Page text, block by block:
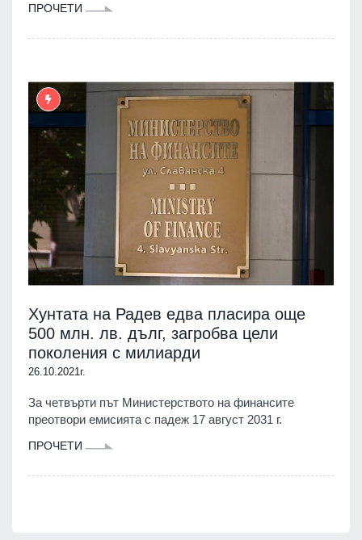
ПРОЧЕТИ
Хунтата на Радев едва пласира още
500 млн. лв. дълг, загробва цели
поколения с милиарди
26.10.2021г.
За четвърти път Министерството на финансите
преотвори емисията с падеж 17 август 2031 г.
ПРОЧЕТИ